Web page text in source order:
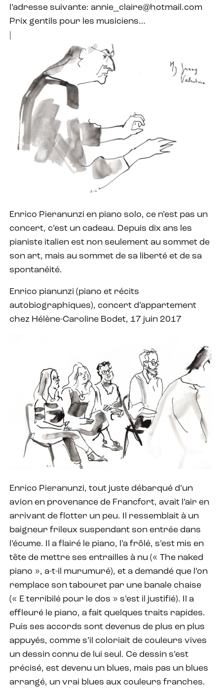
l’adresse suivante: annie_claire@hotmail.com
Prix gentils pour les musiciens…
Enrico Pieranunzi en piano solo, ce n’est pas un
concert, c’est un cadeau. Depuis dix ans les
pianiste italien est non seulement au sommet de
son art, mais au sommet de sa liberté et de sa
spontanéité.
Enrico pianunzi (piano et récits
autobiographiques), concert d’appartement
chez Hélène-Caroline Bodet, 17 juin 2017
Enrico Pieranunzi, tout juste débarqué d’un
avion en provenance de Francfort, avait l’air en
arrivant de flotter un peu. Il ressemblait à un
baigneur frileux suspendant son entrée dans
l’écume. Il a flairé le piano, l’a frôlé, s’est mis en
tête de mettre ses entrailles à nu (« The naked
piano », a-t-il murumuré), et a demandé que l’on
remplace son tabouret par une banale chaise
(« E terribilé pour le dos » s’est il justifié). Il a
effleuré le piano, a fait quelques traits rapides.
Puis ses accords sont devenus de plus en plus
appuyés, comme s’il coloriait de couleurs vives
un dessin connu de lui seul. Ce dessin s’est
précisé, est devenu un blues, mais pas un blues
arrangé, un vrai blues aux couleurs franches.